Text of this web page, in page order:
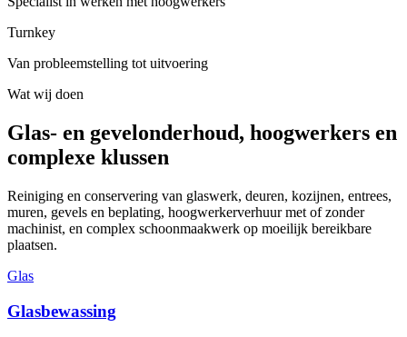
Turnkey
Van probleemstelling tot uitvoering
Wat wij doen
Glas- en gevelonderhoud, hoogwerkers en
complexe klussen
Reiniging en conservering van glaswerk, deuren, kozijnen, entrees,
muren, gevels en beplating, hoogwerkerverhuur met of zonder
machinist, en complex schoonmaakwerk op moeilijk bereikbare
plaatsen.
Glas
Glasbewassing